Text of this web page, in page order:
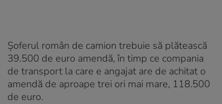
Șoferul român de camion trebuie să plătească
39.500 de euro amendă, în timp ce compania
de transport la care e angajat are de achitat o
amendă de aproape trei ori mai mare, 118.500
de euro.